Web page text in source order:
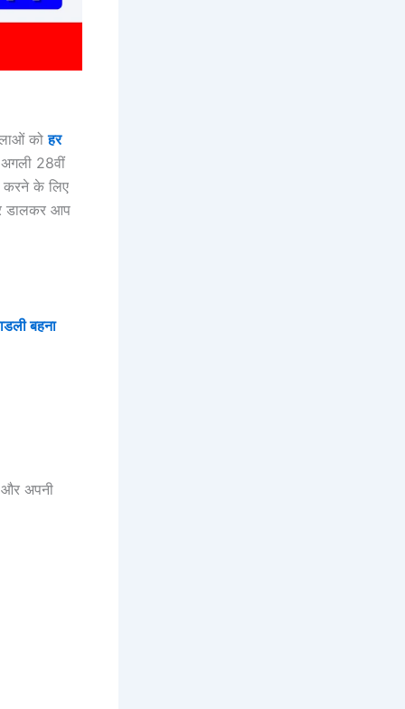
कोहर
28वीं
के लिए
डालकर आप
बहना
अपनी